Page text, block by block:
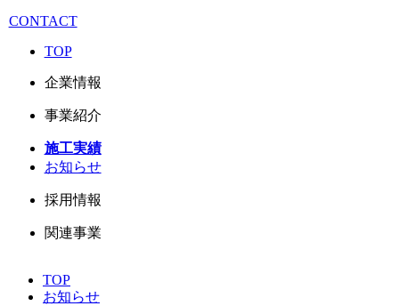
CONTACT
TOP
企業情報
事業紹介
施工実績
お知らせ
採用情報
関連事業
TOP
お知らせ